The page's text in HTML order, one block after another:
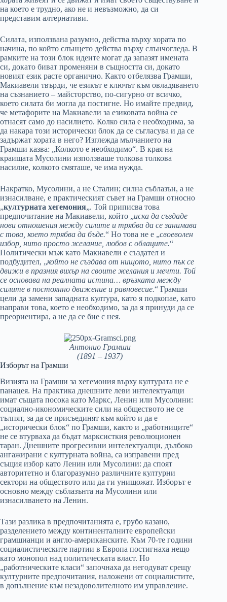
на което е трудно, ако не и невъзможно, да си
представим алтернативи.
Силата, използвана разумно, действа върху хората по
начина, по който слънцето действа върху слънчогледа. В
рамките на този блок идеите могат да запазят имената
си, докато биват променяни в същността си, докато
новият език расте органично. Както отбелязва Грамши,
Макиавели твърди, че езикът е ключът към овладяването
на съзнанието – майсторство, по-сигурно от всичко,
което силата би могла да постигне. Но имайте предвид,
че метафорите на Макиавели за езиковата война се
отнасят само до насилието. Колко сила е необходима, за
да накара този исторически блок да се съгласува и да се
задържат хората в него? Изглежда мълчанието на
Грамши казва: „Колкото е необходимо“. В края на
краищата Мусолини използваше толкова толкова
насилие, колкото смяташе, че има нужда.
Накратко, Мусолини, а не Сталин; силна съблазън, а не
изнасилване, е практическият съвет на Грамши относно
„културната хегемония„. Той приписва това
предпочитание на Макиавели, който „иска да създаде
нови отношения между силите и трябва да се занимава
с това, което трябва да бъде.“ Но това не е „своеволен
избор, нито просто желание, любов с облаците.“
Политически мъж като Макиавели е създател и
подбудител, „който не създава от нищото, нито пък се
движи в празния вихър на своите желания и мечти. Той
се основава на реалната истина… връзката между
силите в постоянно движение и равновесие.“ Грамши
цели да замени западната култура, като я подкопае, като
направи това, което е необходимо, за да я принуди да се
преориентира, а не да се бие с нея.
Антонио Грамши
(1891 – 1937)
Изборът на Грамши
Визията на Грамши за хегемония върху културата не е
панацея. На практика днешните леви интелектуалци
имат същата посока като Маркс, Ленин или Мусолини:
социално-икономическите сили на обществото не се
тълпят, за да се присъединят към който и да е
„исторически блок“ по Грамши, както и „работниците“
не се втурваха да бъдат марксисткия революционен
таран. Днешните прогресивни интелектуалци, дълбоко
ангажирани с културната война, са изправени пред
същия избор като Ленин или Мусолини: да споят
авторитетно и благоразумно различните културни
сектори на обществото или да ги унищожат. Изборът е
основно между съблазънта на Мусолини или
изнасилването на Ленин.
Тази разлика в предпочитанията е, грубо казано,
разделението между континенталните европейски
грамшианци и англо-американските. Към 70-те години
социалистическите партии в Европа постигнаха нещо
като монопол над политическата власт. Но
„работническите класи“ започнаха да негодуват срещу
културните предпочитания, наложени от социалистите,
в допълнение към незадоволителното им управление.